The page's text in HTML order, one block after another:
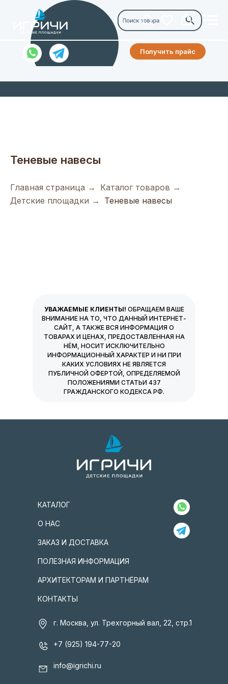
Получить прайс
Теневые навесы
Главная страница → Каталог товаров →
Детские площадки → Теневые навесы
УВАЖАЕМЫЕ КЛИЕНТЫ! ОБРАЩАЕМ ВАШЕ
ВНИМАНИЕ НА ТО, ЧТО ДАННЫЙ ИНТЕРНЕТ-
САЙТ, А ТАКЖЕ ВСЯ ИНФОРМАЦИЯ О
ТОВАРАХ И ЦЕНАХ, ПРЕДОСТАВЛЕННАЯ НА
НЁМ, НОСИТ ИСКЛЮЧИТЕЛЬНО
ИНФОРМАЦИОННЫЙ ХАРАКТЕР И НИ ПРИ
КАКИХ УСЛОВИЯХ НЕ ЯВЛЯЕТСЯ
ПУБЛИЧНОЙ ОФЕРТОЙ, ОПРЕДЕЛЯЕМОЙ
ПОЛОЖЕНИЯМИ СТАТЬИ 437
ГРАЖДАНСКОГО КОДЕКСА РФ.
АРХИТЕКТОРАМ И ПАРТНЁРАМ
КОНТАКТЫ
ПОЛЕЗНАЯ ИНФОРМАЦИЯ
ЗАКАЗ И ДОСТАВКА
О НАС
КАТАЛОГ
г. Москва, ул. Трехгорный вал, 22, стр.1
+7 (925) 194-77-20
info@igrichi.ru